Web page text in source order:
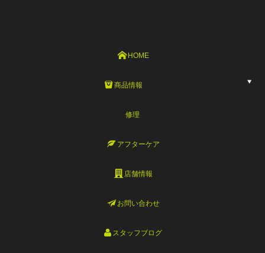
HOME
商品情報
修理
アフターケア
店舗情報
お問い合わせ
スタッフブログ